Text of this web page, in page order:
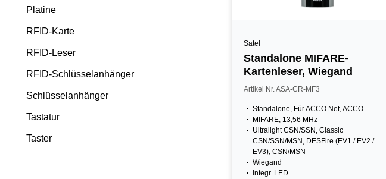
Platine
RFID-Karte
RFID-Leser
RFID-Schlüsselanhänger
Schlüsselanhänger
Tastatur
Taster
Satel
Standalone MIFARE-
Kartenleser, Wiegand
Artikel Nr. ASA-CR-MF3
Standalone, Für ACCO Net, ACCO
MIFARE, 13,56 MHz
Ultralight CSN/SSN, Classic
CSN/SSN/MSN, DESFire (EV1 / EV2 /
EV3), CSN/MSN
Wiegand
Integr. LED